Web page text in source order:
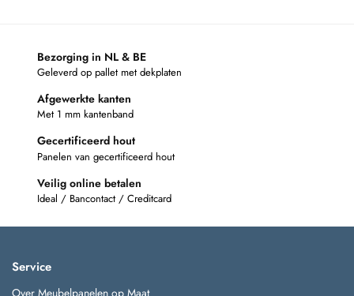
Bezorging in NL & BE
Geleverd op pallet met dekplaten
Afgewerkte kanten
Met 1 mm kantenband
Gecertificeerd hout
Panelen van gecertificeerd hout
Veilig online betalen
Ideal / Bancontact / Creditcard
Service